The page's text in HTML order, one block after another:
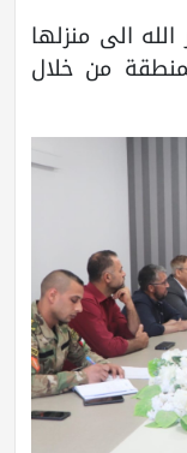
الى منزلها
من خلال